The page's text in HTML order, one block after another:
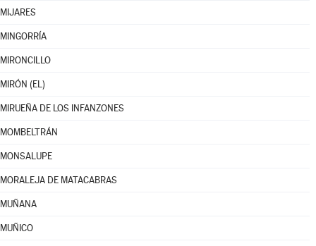
MIJARES
MINGORRÍA
MIRONCILLO
MIRÓN (EL)
MIRUEÑA DE LOS INFANZONES
MOMBELTRÁN
MONSALUPE
MORALEJA DE MATACABRAS
MUÑANA
MUÑICO